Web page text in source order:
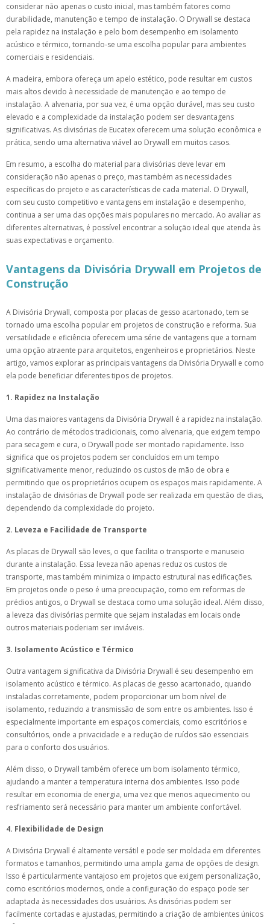
considerar não apenas o custo inicial, mas também fatores como
durabilidade, manutenção e tempo de instalação. O Drywall se destaca
pela rapidez na instalação e pelo bom desempenho em isolamento
acústico e térmico, tornando-se uma escolha popular para ambientes
comerciais e residenciais.
A madeira, embora ofereça um apelo estético, pode resultar em custos
mais altos devido à necessidade de manutenção e ao tempo de
instalação. A alvenaria, por sua vez, é uma opção durável, mas seu custo
elevado e a complexidade da instalação podem ser desvantagens
significativas. As divisórias de Eucatex oferecem uma solução econômica e
prática, sendo uma alternativa viável ao Drywall em muitos casos.
Em resumo, a escolha do material para divisórias deve levar em
consideração não apenas o preço, mas também as necessidades
específicas do projeto e as características de cada material. O Drywall,
com seu custo competitivo e vantagens em instalação e desempenho,
continua a ser uma das opções mais populares no mercado. Ao avaliar as
diferentes alternativas, é possível encontrar a solução ideal que atenda às
suas expectativas e orçamento.
Vantagens da Divisória Drywall em Projetos de
Construção
A Divisória Drywall, composta por placas de gesso acartonado, tem se
tornado uma escolha popular em projetos de construção e reforma. Sua
versatilidade e eficiência oferecem uma série de vantagens que a tornam
uma opção atraente para arquitetos, engenheiros e proprietários. Neste
artigo, vamos explorar as principais vantagens da Divisória Drywall e como
ela pode beneficiar diferentes tipos de projetos.
1. Rapidez na Instalação
Uma das maiores vantagens da Divisória Drywall é a rapidez na instalação.
Ao contrário de métodos tradicionais, como alvenaria, que exigem tempo
para secagem e cura, o Drywall pode ser montado rapidamente. Isso
significa que os projetos podem ser concluídos em um tempo
significativamente menor, reduzindo os custos de mão de obra e
permitindo que os proprietários ocupem os espaços mais rapidamente. A
instalação de divisórias de Drywall pode ser realizada em questão de dias,
dependendo da complexidade do projeto.
2. Leveza e Facilidade de Transporte
As placas de Drywall são leves, o que facilita o transporte e manuseio
durante a instalação. Essa leveza não apenas reduz os custos de
transporte, mas também minimiza o impacto estrutural nas edificações.
Em projetos onde o peso é uma preocupação, como em reformas de
prédios antigos, o Drywall se destaca como uma solução ideal. Além disso,
a leveza das divisórias permite que sejam instaladas em locais onde
outros materiais poderiam ser inviáveis.
3. Isolamento Acústico e Térmico
Outra vantagem significativa da Divisória Drywall é seu desempenho em
isolamento acústico e térmico. As placas de gesso acartonado, quando
instaladas corretamente, podem proporcionar um bom nível de
isolamento, reduzindo a transmissão de som entre os ambientes. Isso é
especialmente importante em espaços comerciais, como escritórios e
consultórios, onde a privacidade e a redução de ruídos são essenciais
para o conforto dos usuários.
Além disso, o Drywall também oferece um bom isolamento térmico,
ajudando a manter a temperatura interna dos ambientes. Isso pode
resultar em economia de energia, uma vez que menos aquecimento ou
resfriamento será necessário para manter um ambiente confortável.
4. Flexibilidade de Design
A Divisória Drywall é altamente versátil e pode ser moldada em diferentes
formatos e tamanhos, permitindo uma ampla gama de opções de design.
Isso é particularmente vantajoso em projetos que exigem personalização,
como escritórios modernos, onde a configuração do espaço pode ser
adaptada às necessidades dos usuários. As divisórias podem ser
facilmente cortadas e ajustadas, permitindo a criação de ambientes únicos